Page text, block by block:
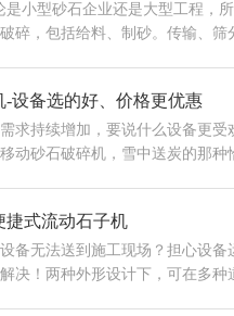
是小型砂石企业还是大型工程，
碎，包括给料、制砂。传输、筛
设备选的好、价格更优惠
求持续增加，要说什么设备更受
动砂石破碎机，雪中送炭的那种
捷式流动石子机
备无法送到施工现场？担心设备
决！两种外形设计下，可在多种